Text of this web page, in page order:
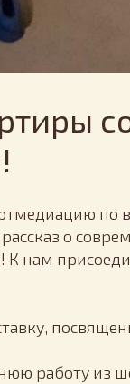
по
о
К нам
работу из